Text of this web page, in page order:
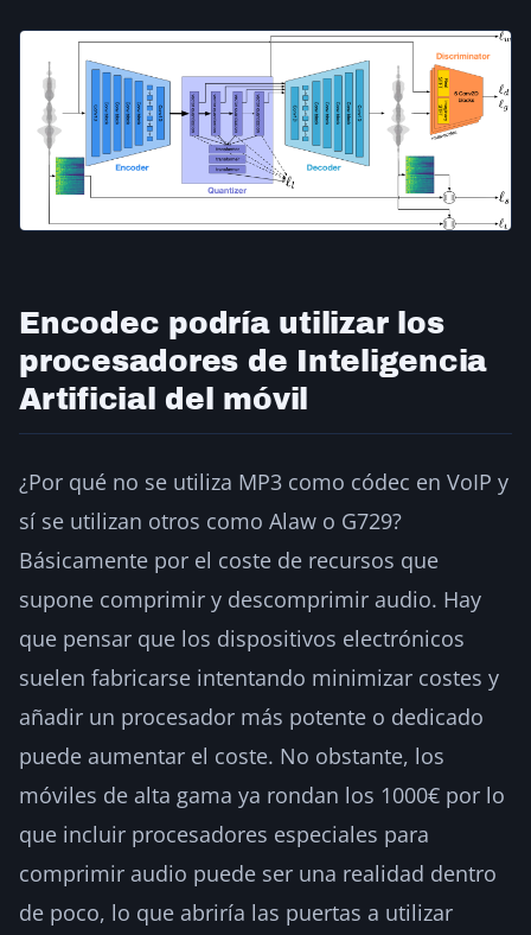
Encodec podría utilizar los
procesadores de Inteligencia
Artificial del móvil
¿Por qué no se utiliza MP3 como códec en VoIP y
sí se utilizan otros como Alaw o G729?
Básicamente por el coste de recursos que
supone comprimir y descomprimir audio. Hay
que pensar que los dispositivos electrónicos
suelen fabricarse intentando minimizar costes y
añadir un procesador más potente o dedicado
puede aumentar el coste. No obstante, los
móviles de alta gama ya rondan los 1000€ por lo
que incluir procesadores especiales para
comprimir audio puede ser una realidad dentro
de poco, lo que abriría las puertas a utilizar